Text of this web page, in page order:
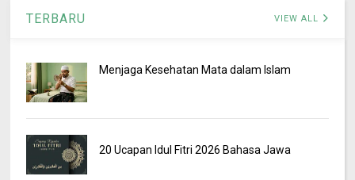
TERBARU VIEW ALL
Menjaga Kesehatan Mata dalam Islam
20 Ucapan Idul Fitri 2026 Bahasa Jawa